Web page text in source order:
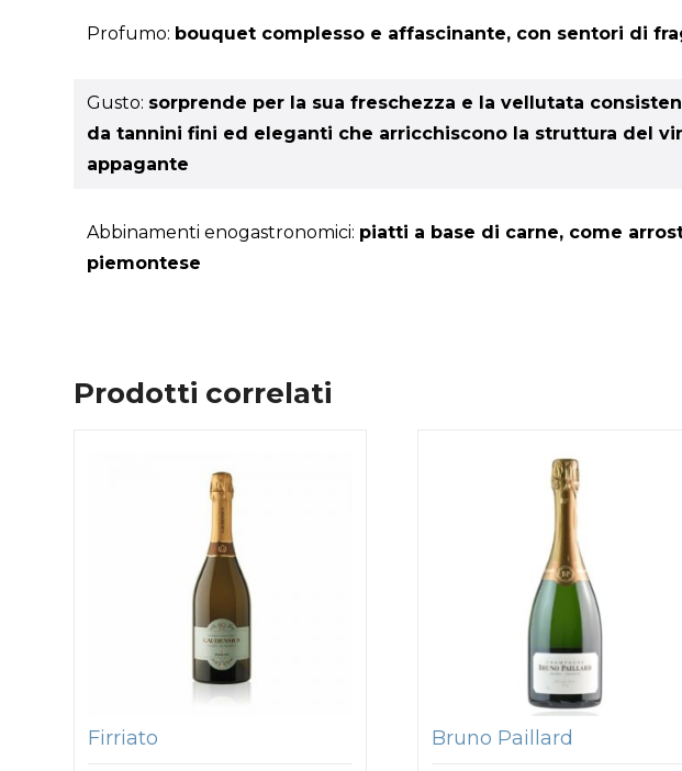
Profumo: bouquet complesso e affascinante, con sentori di
Gusto: sorprende per la sua freschezza e la vellutata
da tannini fini ed eleganti che arricchiscono la struttura del
appagante
Abbinamenti enogastronomici: piatti a base di carne, come
piemontese
Prodotti correlati
Firriato Bruno Paillard